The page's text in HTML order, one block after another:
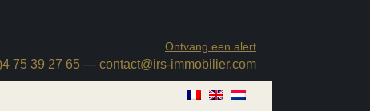
Ontvang een alert
75 39 27 65 — contact@irs-immobilier.com